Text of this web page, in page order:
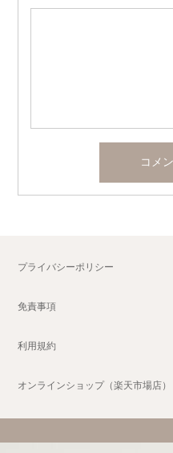
プライバシーポリシー
免責事項
利用規約
オンラインショップ（楽天市場店）